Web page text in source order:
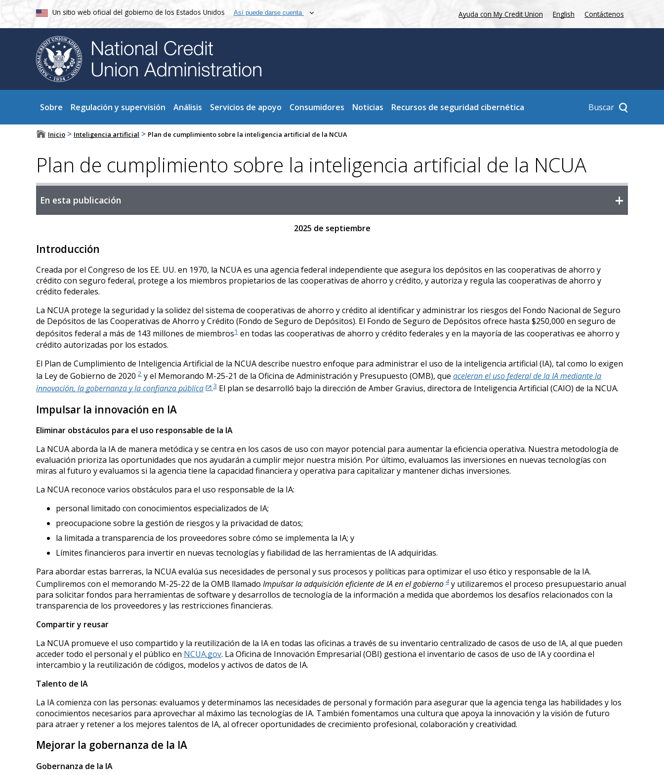
Un sitio web oficial del gobierno de los Estados Unidos Así puede darse cuenta Ayuda con My Credit Union English Contáctenos
Sobre Regulación y supervisión Análisis Servicios de apoyo Consumidores Noticias Recursos de seguridad cibernética Buscar
Inicio > Inteligencia artificial > Plan de cumplimiento sobre la inteligencia artificial de la NCUA
Plan de cumplimiento sobre la inteligencia artificial de la NCUA
En esta publicación
2025 de septiembre
Introducción
Creada por el Congreso de los EE. UU. en 1970, la NCUA es una agencia federal independiente que asegura los depósitos en las cooperativas de ahorro y
crédito con seguro federal, protege a los miembros propietarios de las cooperativas de ahorro y crédito, y autoriza y regula las cooperativas de ahorro y
crédito federales.
La NCUA protege la seguridad y la solidez del sistema de cooperativas de ahorro y crédito al identificar y administrar los riesgos del Fondo Nacional de Seguro
de Depósitos de las Cooperativas de Ahorro y Crédito (Fondo de Seguro de Depósitos). El Fondo de Seguro de Depósitos ofrece hasta $250,000 en seguro de
depósitos federal a más de 143 millones de miembros1en todas las cooperativas de ahorro y crédito federales y en la mayoría de las cooperativas ee ahorro y
crédito autorizadas por los estados.
El Plan de Cumplimiento de Inteligencia Artificial de la NCUA describe nuestro enfoque para administrar el uso de la inteligencia artificial (IA), tal como lo exigen
la Ley de Gobierno de 2020 2y el Memorando M-25-21 de la Oficina de Administración y Presupuesto (OMB), que aceleran el uso federal de la IA mediante la
innovación, la gobernanza y la confianza pública
.3El plan se desarrolló bajo la dirección de Amber Gravius, directora de Inteligencia Artificial (CAIO) de la NCUA.
Impulsar la innovación en IA
Eliminar obstáculos para el uso responsable de la IA
La NCUA aborda la IA de manera metódica y se centra en los casos de uso con mayor potencial para aumentar la eficiencia operativa. Nuestra metodología de
evaluación prioriza las oportunidades que nos ayudarán a cumplir mejor nuestra misión. Por último, evaluamos las inversiones en nuevas tecnologías con
miras al futuro y evaluamos si la agencia tiene la capacidad financiera y operativa para capitalizar y mantener dichas inversiones.
La NCUA reconoce varios obstáculos para el uso responsable de la IA:
personal limitado con conocimientos especializados de IA;
preocupacione sobre la gestión de riesgos y la privacidad de datos;
la limitada a transparencia de los proveedores sobre cómo se implementa la IA; y
Límites financieros para invertir en nuevas tecnologías y fiabilidad de las herramientas de IA adquiridas.
Para abordar estas barreras, la NCUA evalúa sus necesidades de personal y sus procesos y políticas para optimizar el uso ético y responsable de la IA.
Cumpliremos con el memorando M-25-22 de la OMB llamado Impulsar la adquisición eficiente de IA en el gobierno 4y utilizaremos el proceso presupuestario anual
para solicitar fondos para herramientas de software y desarrollos de tecnología de la información a medida que abordemos los desafíos relacionados con la
transparencia de los proveedores y las restricciones financieras.
Compartir y reusar
La NCUA promueve el uso compartido y la reutilización de la IA en todas las oficinas a través de su inventario centralizado de casos de uso de IA, al que pueden
acceder todo el personal y el público en NCUA.gov. La Oficina de Innovación Empresarial (OBI) gestiona el inventario de casos de uso de IA y coordina el
intercambio y la reutilización de códigos, modelos y activos de datos de IA.
Talento de IA
La IA comienza con las personas: evaluamos y determinamos las necesidades de personal y formación para asegurar que la agencia tenga las habilidades y los
conocimientos necesarios para aprovechar al máximo las tecnologías de IA. También fomentamos una cultura que apoya la innovación y la visión de futuro
para atraer y retener a los mejores talentos de IA, al ofrecer oportunidades de crecimiento profesional, colaboración y creatividad.
Mejorar la gobernanza de la IA
Gobernanza de la IA